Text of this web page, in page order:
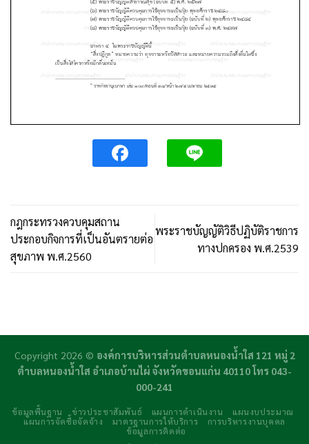
กฎกระทรวงควบคุมสถาน
ประกอบกิจการที่เป็นอันตรายต่อ
สุขภาพ พ.ศ.2560
พระราชบัญญัติวิธีปฏิบัติราชการ
ทางปกครอง พ.ศ.2539
Copyright 2026 © องค์การบริหารส่วนตำบลหนองน้ำใส 121 หมู่ 2
ตำบลหนองน้ำใส อำเภอบ้านไผ่ จังหวัดขอนแก่น 40110 โทร 043-
000-241
ข้อมูลพื้นฐาน ข่าวประชาสัมพันธ์ แผนการดำเนินงาน
แผนงบประมาณ
แผนการจัดซื้อจัดจ้าง
มาตรฐานการให้บริการ
การบริหารงานบุคคล
ข้อมูลการติดต่อ